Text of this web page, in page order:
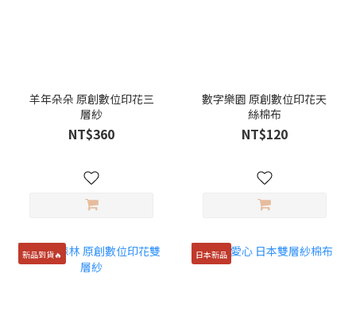
羊年朵朵 原創數位印花三
層紗
NT$360
數字樂園 原創數位印花天
絲棉布
NT$120
新品到貨🔥 日本新品